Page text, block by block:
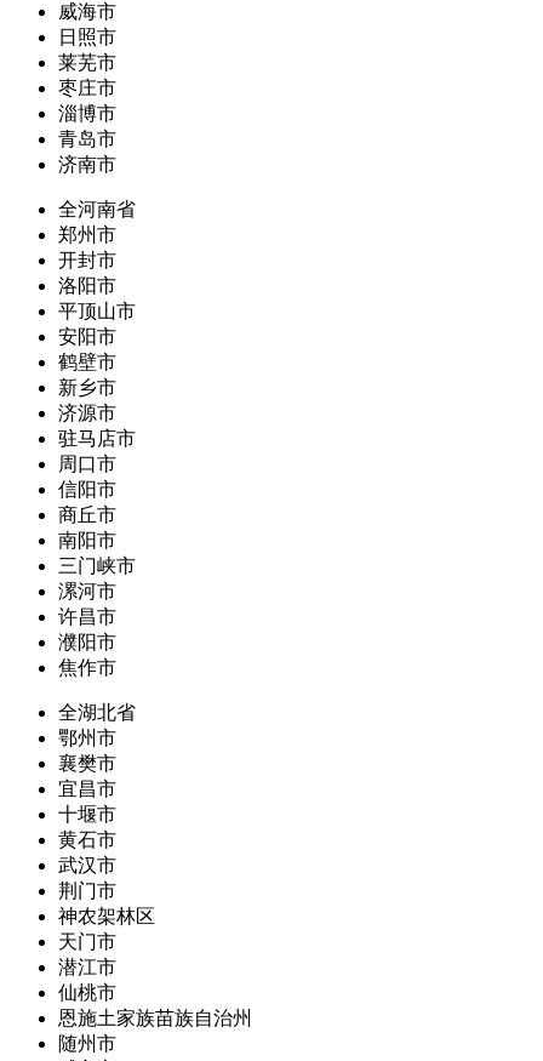
威海市
日照市
莱芜市
枣庄市
淄博市
青岛市
济南市
全河南省
郑州市
开封市
洛阳市
平顶山市
安阳市
鹤壁市
新乡市
济源市
驻马店市
周口市
信阳市
商丘市
南阳市
三门峡市
漯河市
许昌市
濮阳市
焦作市
全湖北省
鄂州市
襄樊市
宜昌市
十堰市
黄石市
武汉市
荆门市
神农架林区
天门市
潜江市
仙桃市
恩施土家族苗族自治州
随州市